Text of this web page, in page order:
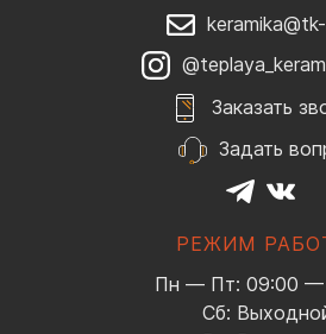
Заказать
Задать
РЕЖИМ
Пн — Пт: 09:00 —
Сб: